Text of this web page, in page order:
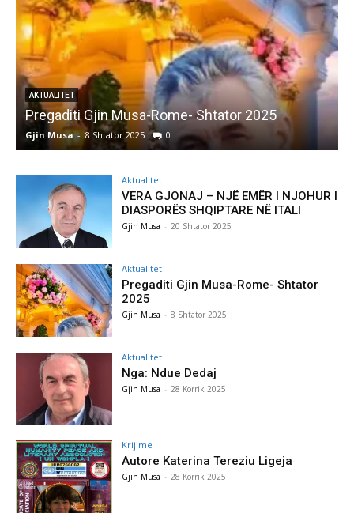
AKTUALITET
Pregaditi Gjin Musa-Rome- Shtator 2025
Gjin Musa - 8 Shtator 2025 0
Aktualitet
VERA GJONAJ – NJË EMËR I NJOHUR I
DIASPORËS SHQIPTARE NË ITALI
Gjin Musa - 20 Shtator 2025
Aktualitet
Pregaditi Gjin Musa-Rome- Shtator
2025
Gjin Musa - 8 Shtator 2025
Aktualitet
Nga: Ndue Dedaj
Gjin Musa - 28 Korrik 2025
Krijime
Autore Katerina Tereziu Ligeja
Gjin Musa - 28 Korrik 2025